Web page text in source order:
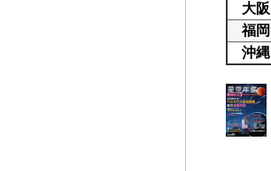
大阪
福岡
沖縄